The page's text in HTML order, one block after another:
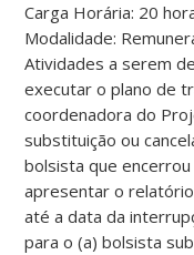
Carga Horária: 20
Modalidade:
Atividades a serem
executar o plano de
coordenadora do
substituição ou
bolsista que
apresentar o
até a data da
para o (a) bolsista